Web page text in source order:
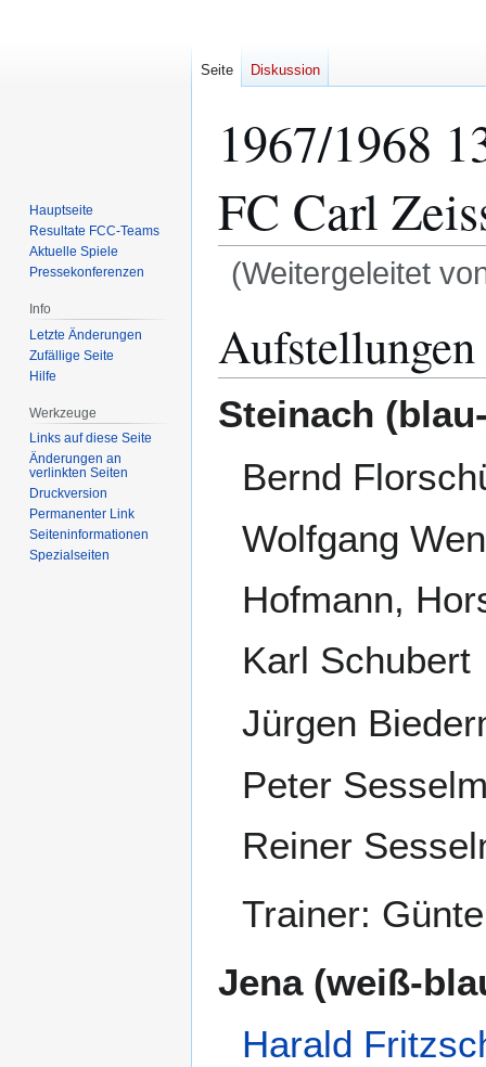
1967/1968
FC Carl
(Weitergeleitet
Navigation
springen
Suche
springen
Aufstellungen
Steinach
Bernd
Wolfgang
Hofmann,
Karl Schubert
Jürgen
Peter
Reiner
Trainer:
Jena (weiß-
Harald
Seite Diskussion
Hauptseite
Resultate FCC-Teams
Aktuelle Spiele
Pressekonferenzen
Info
Letzte Änderungen
Zufällige Seite
Hilfe
Werkzeuge
Links auf diese Seite
Änderungen an
verlinkten Seiten
Druckversion
Permanenter Link
Seiten­­informationen
Spezialseiten